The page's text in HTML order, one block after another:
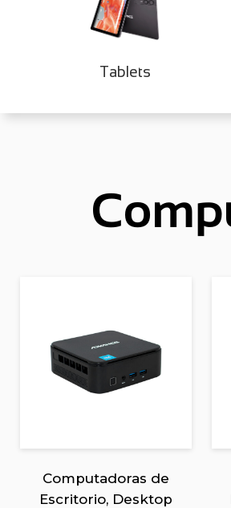
Tablets
Computadoras de
Escritorio, Desktop